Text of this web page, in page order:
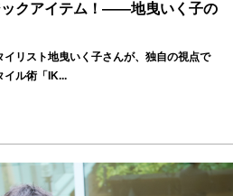
ックアイテム！——地曳いく子の
リスト地曳いく子さんが、独自の視点で
イル術「IK...